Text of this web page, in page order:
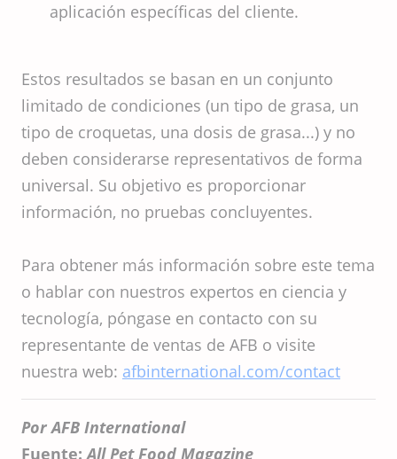
aplicación específicas del cliente.
Estos resultados se basan en un conjunto
limitado de condiciones (un tipo de grasa, un
tipo de croquetas, una dosis de grasa...) y no
deben considerarse representativos de forma
universal. Su objetivo es proporcionar
información, no pruebas concluyentes.
Para obtener más información sobre este tema
o hablar con nuestros expertos en ciencia y
tecnología, póngase en contacto con su
representante de ventas de AFB o visite
nuestra web: afbinternational.com/contact
Por AFB International
Fuente: All Pet Food Magazine